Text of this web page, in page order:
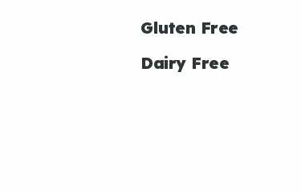
Gluten Free
Dairy Free